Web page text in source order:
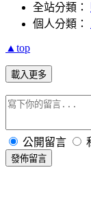
全站分類：
個人分類：
▲top
載入更多
公開留言
發佈留言